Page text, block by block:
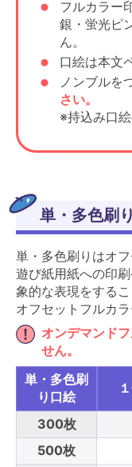
フルカラー
銀・蛍光ピ
ん。
口絵は本文
ノンブルを
さい。
※持込み口
単・多色刷
単・多色刷りはオフ
遊び紙用紙への印
象的な表現をするこ
オフセットフルカ
オンデマンド
せん。
単・多色刷
り口絵
300枚
500枚